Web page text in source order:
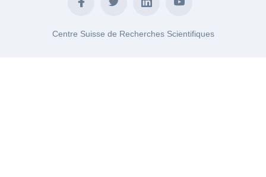
Centre Suisse de Recherches Scientifiques